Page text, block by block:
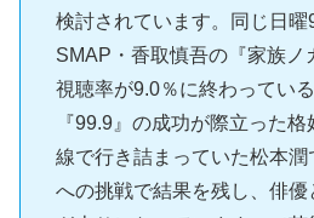
検討されています。同じ日曜
SMAP・香取慎吾の『家族ノ
視聴率が9.0％に終わってい
『99.9』の成功が際立った
線で行き詰まっていた松本
への挑戦で結果を残し、俳